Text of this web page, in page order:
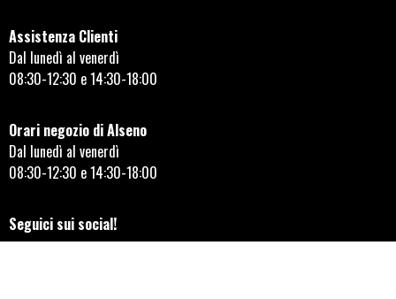
Assistenza Clienti
Dal lunedì al venerdì
08:30-12:30 e 14:30-18:00
Orari negozio di Alseno
Dal lunedì al venerdì
08:30-12:30 e 14:30-18:00
Seguici sui social!